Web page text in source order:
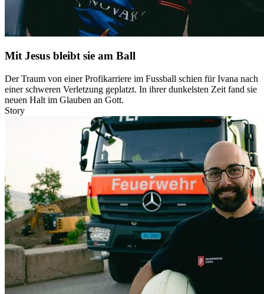
Mit Jesus bleibt sie am Ball
Der Traum von einer Profikarriere im Fussball schien für Ivana nach
einer schweren Verletzung geplatzt. In ihrer dunkelsten Zeit fand sie
neuen Halt im Glauben an Gott.
Story